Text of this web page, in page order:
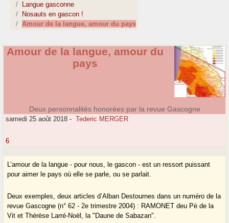
Langue gasconne
Nosauts en gascon !
Amour de la langue, amour du pays
Amour de la langue, amour du
pays
Deux personnalités honorées par la revue Gascogne
samedi 25 août 2018 - Tederic MERGER
6
L’amour de la langue - pour nous, le gascon - est un ressort puissant
pour aimer le pays où elle se parle, ou se parlait.
Deux exemples, deux articles d’Alban Destournes dans un numéro de la
revue Gascogne (n° 62 - 2e trimestre 2004) : RAMONET deu Pè de la
Vit et Thérèse Larré-Noël, la "Daune de Sabazan".